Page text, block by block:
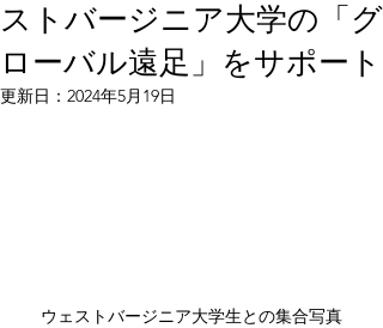
ストバージニア大学の「グ
ローバル遠足」をサポート
更新日： 2024年5月19日
ウェストバージニア大学生との集合写真